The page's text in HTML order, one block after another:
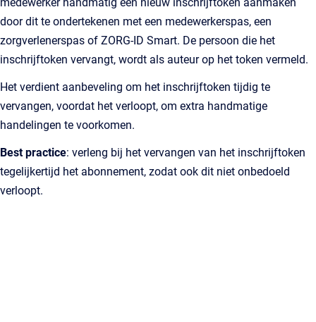
door dit te ondertekenen met een medewerkerspas, een
zorgverlenerspas of ZORG‑ID Smart. De persoon die het
inschrijftoken vervangt, wordt als auteur op het token vermeld.
Het verdient aanbeveling om het inschrijftoken tijdig te
vervangen, voordat het verloopt, om extra handmatige
handelingen te voorkomen.
Best practice: verleng bij het vervangen van het inschrijftoken
tegelijkertijd het abonnement, zodat ook dit niet onbedoeld
verloopt.